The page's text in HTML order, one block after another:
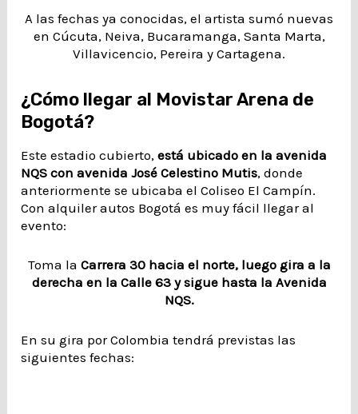
A las fechas ya conocidas, el artista sumó nuevas
en Cúcuta, Neiva, Bucaramanga, Santa Marta,
Villavicencio, Pereira y Cartagena.
¿Cómo llegar al Movistar Arena de
Bogotá?
Este estadio cubierto,está ubicado en la avenida
NQS con avenida José Celestino Mutis, donde
anteriormente se ubicaba el Coliseo El Campín.
Con alquiler autos Bogotá es muy fácil llegar al
evento:
Toma la Carrera 30 hacia el norte, luego gira a la
derecha en la Calle 63 y sigue hasta la Avenida
NQS.
En su gira por Colombia tendrá previstas las
siguientes fechas: